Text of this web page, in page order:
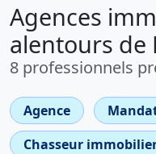
Agences
alentours de
8 professionnels
Agence
Chasseur